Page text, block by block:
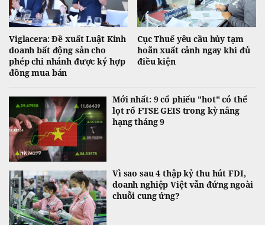
Viglacera: Đề xuất Luật Kinh
doanh bất động sản cho
phép chi nhánh được ký hợp
đồng mua bán
Cục Thuế yêu cầu hủy tạm
hoãn xuất cảnh ngay khi đủ
điều kiện
Mới nhất: 9 cổ phiếu "hot" có thể
lọt rổ FTSE GEIS trong kỳ nâng
hạng tháng 9
Vì sao sau 4 thập kỷ thu hút FDI,
doanh nghiệp Việt vẫn đứng ngoài
chuỗi cung ứng?